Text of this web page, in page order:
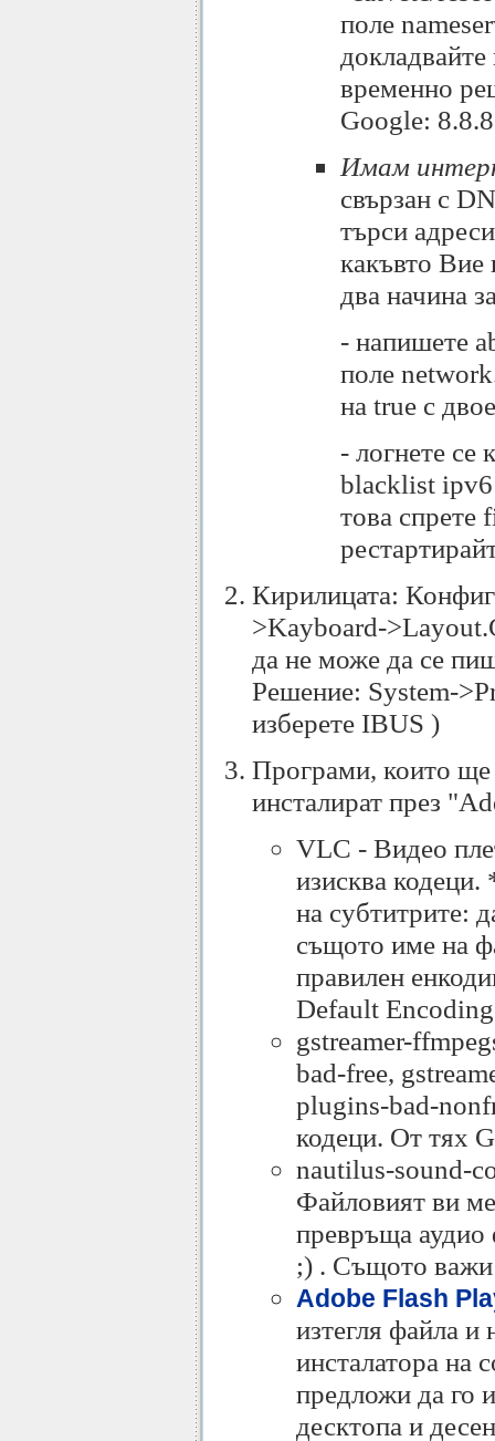
поле
временно
Google:
Имам
свързан с
търси
какъвто Вие
два начина
- напишете
поле
на true с
- логнете се
blacklist
това
Кирилицата:
>Kayboard-
да не може да се
Решение: System-
изберете IBUS )
Програми, които ще
инсталират през
VLC - Видео
изисква
на субтитрите:
същото име на
правилен
Default
gstreamer-
bad-free,
plugins-bad-
кодеци. От тях
nautilus-sound-
Файловият ви
превръща аудио
;) . Същото важи
Adobe Flash
изтегля файла и
инсталатора на
предложи да го
десктопа и